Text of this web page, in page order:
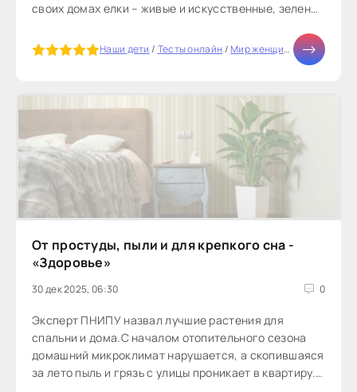
своих домах елки – живые и искусственные, зеленые
Наши дети / Тесты онлайн/Мир женщины /Дом/
От простуды, пыли и для крепкого сна -
«Здоровье»
30 дек 2025, 06:30 0
Эксперт ПНИПУ назвал лучшие растения для
спальни и дома.С началом отопительного сезона
домашний микроклимат нарушается, а скопившаяся
за лето пыль и грязь с улицы проникает в квартиру.